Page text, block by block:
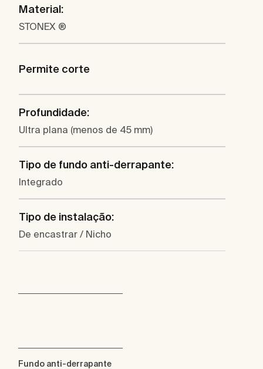
Material:
STONEX ®
Permite corte
Profundidade:
Ultra plana (menos de 45 mm)
Tipo de fundo anti-derrapante:
Integrado
Tipo de instalação:
De encastrar / Nicho
Fundo anti-derrapante